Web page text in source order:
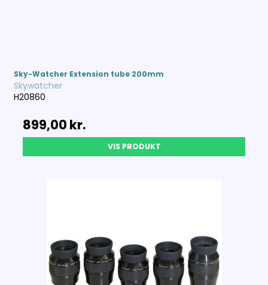
Sky-Watcher Extension tube 200mm
Skywatcher
H20860
899,00 kr.
VIS PRODUKT